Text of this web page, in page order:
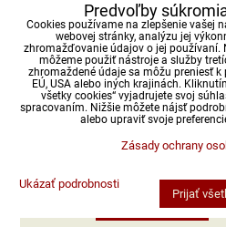
NOVINKA
14,90 €s DPH
DO KOŠÍKA
Predvoľby
Cookies používame na zlepšenie vašej
webovej stránky, analýzu jej
zhromažďovanie údajov o jej používaní.
môžeme použiť nástroje a služby
zhromaždené údaje sa môžu preniesť k
EÚ, USA alebo iných krajinách.
všetky cookies“ vyjadrujete svoj
spracovaním. Nižšie môžete nájsť
alebo upraviť svoje
Zásady ochrany
Ukázať podrobnosti
Prijať